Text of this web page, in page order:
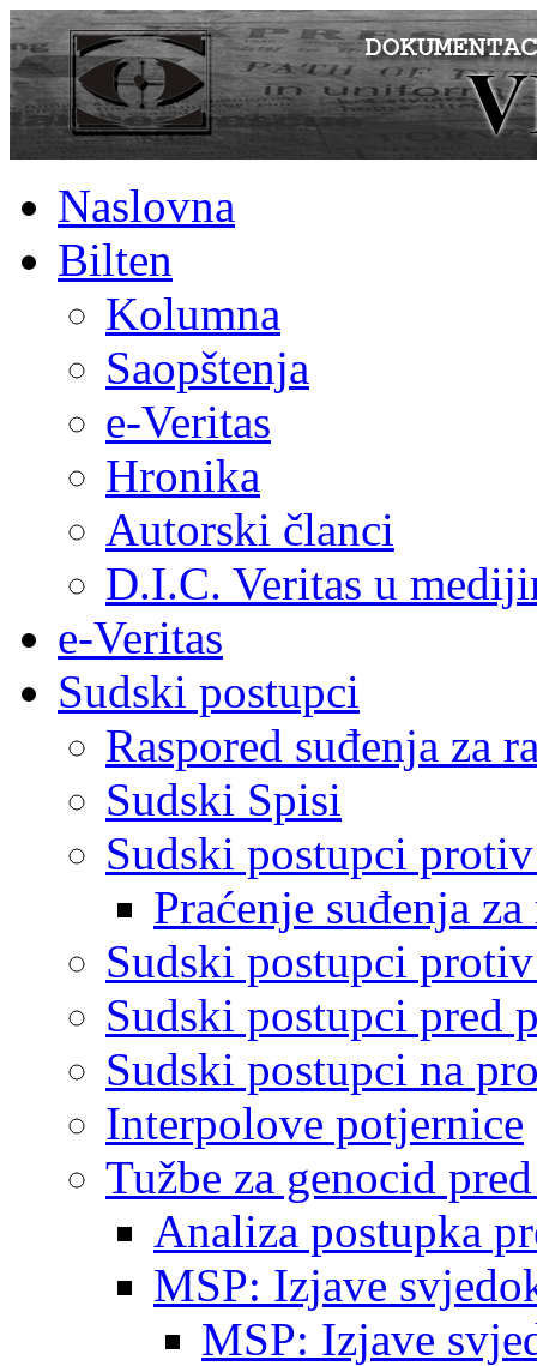
Naslovna
Bilten
Kolumna
Saopštenja
e-Veritas
Hronika
Autorski članci
D.I.C. Veritas u
e-Veritas
Sudski postupci
Raspored suđenja za
Sudski Spisi
Sudski postupci
Praćenje suđenja
Sudski postupci
Sudski postupci pred
Sudski postupci na
Interpolove potjernice
Tužbe za genocid
Analiza postupka
MSP: Izjave
MSP: Izjave